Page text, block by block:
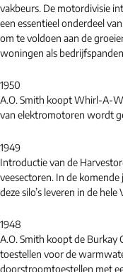
vakbeurs. De motordivisie
een essentieel onderdeel
om te voldoen aan de
woningen als
1950
A.O. Smith koopt Whirl-A-
van elektromotoren wordt
1949
Introductie van de
veesectoren. In de
deze silo’s leveren in de hele
1948
A.O. Smith koopt de Burkay
toestellen voor de
doorstroomtoestellen met